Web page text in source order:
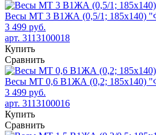
Весы МТ 3 В1ЖА (0,5/1; 185х140)
3 499 руб.
арт. 3113100018
Купить
Сравнить
Весы МТ 0,6 В1ЖА (0,2; 185х140)
3 499 руб.
арт. 3113100016
Купить
Сравнить